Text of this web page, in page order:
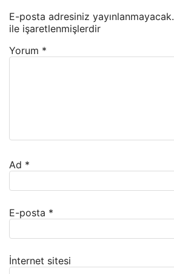
E-posta adresiniz yayınlanmayacak.
ile işaretlenmişlerdir
Yorum *
Ad *
E-posta *
İnternet sitesi